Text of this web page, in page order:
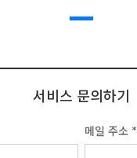
서비스 문의하기
메일 주소 *